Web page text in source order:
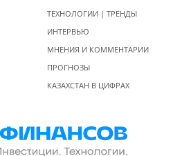
ТЕХНОЛОГИИ | ТРЕНДЫ
ИНТЕРВЬЮ
МНЕНИЯ И КОММЕНТАРИИ
ПРОГНОЗЫ
КАЗАХСТАН В ЦИФРАХ